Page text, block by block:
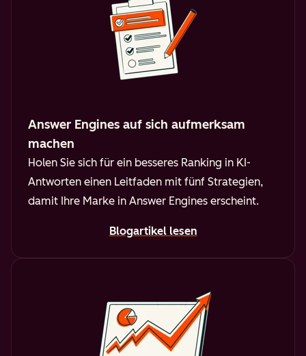
Answer Engines auf sich aufmerksam
machen
Holen Sie sich für ein besseres Ranking in KI-
Antworten einen Leitfaden mit fünf Strategien,
damit Ihre Marke in Answer Engines erscheint.
Blogartikel lesen